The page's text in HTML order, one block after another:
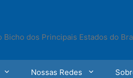
dos Principais Estados do
Nossas Redes